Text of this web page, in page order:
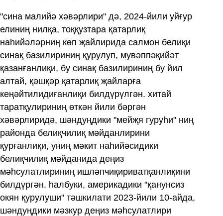
"сина малийә хәвәрлири" дә, 2024-йили уйғур
елиниң нилқа, тоққузтара қатарлиқ
наһийәләрниң көп җайлирида салмон белиқи
синақ базилириниң қурулуп, мувәппәқийәт
қазанғанлиқи, бу синақ базилириниң бу йил
алтай, қәшқәр қатарлиқ җайларға
кеңәйтилидиғанлиқи билдүрүлгән. хитай
таратқулириниң өткән йили бәргән
хәвәрлиридә, шәндуңдики "мейҗя гуруһи" ниң
районда белиқчилиқ мәйданлирини
қурғанлиқи, униң мәкит наһийәсидики
белиқчилиқ мәйданида деңиз
мәһсулатлириниң ишләпчиқириватқанлиқини
билдүргән. һалбуки, америкадики "қанунсиз
окян қурулуши" тәшкилати 2023-йили 10-айда,
шәндуңдики мәзкур деңиз мәһсулатлири